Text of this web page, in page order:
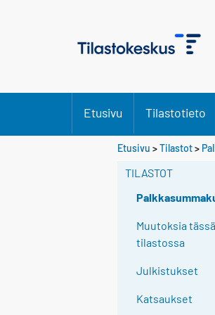
Etusivu Tilastotieto
Etusivu >Tilastot>
TILASTOT
Muutoksia tässä
tilastossa
Julkistukset
Katsaukset